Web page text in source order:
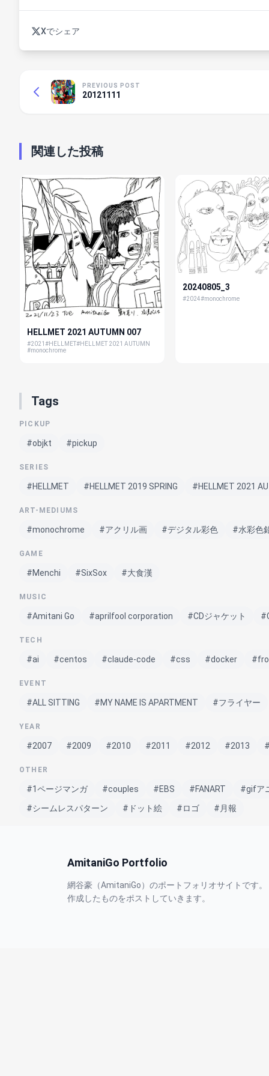
Xでシェア
PREVIOUS POST
20121111
関連した投稿
HELLMET 2021 AUTUMN 007
#2021 #HELLMET#HELLMET 2021 AUTUMN
#monochrome
20240805_3
#2024#monochrome
Tags
PICKUP
#objkt #pickup
SERIES
#HELLMET #HELLMET 2019 SPRING #HELLMET 2021
ART-MEDIUMS
#monochrome #アクリル画 #デジタル彩色 #水彩色
GAME
#Menchi #SixSox #大食漢
MUSIC
#Amitani Go #aprilfool corporation #CDジャケット
TECH
#ai #centos #claude-code #css #docker
EVENT
#ALL SITTING #MY NAME IS APARTMENT #フライヤー
YEAR
#2007 #2009 #2010 #2011 #2012 #2013
OTHER
#1ページマンガ #couples #EBS #FANART
#gifア
#シームレスパターン
#ドット絵 #ロゴ #月報
AmitaniGo Portfolio
網谷豪（AmitaniGo）のポートフォリオサイトです。
作成したものをポストしていきます。